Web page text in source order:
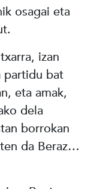
osagai eta
izan
partidu bat
eta amak,
dela
borrokan
da Beraz…